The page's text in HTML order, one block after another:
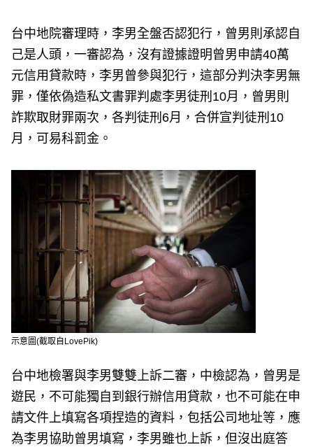
台中地院審理時，李男全盤否認犯行，曾男則承認自
己是人頭，一審認為，沒有證據證明曾男申請40萬
元信用貸款時，李男曾參與犯行，這部分判決李男無
罪，僅依偽造私文書罪判處李男徒刑10月，曾男則
詐欺取財罪兩次，各判徒刑6月，合併宣判徒刑10
月，可易科罰金。
示意圖(截取自LovePik)
台中地檢署與李男雙雙上訴二審，中檢認為，曾男是
遊民，不可能獨自到銀行辦信用貸款，也不可能在申
請文件上填寫各項捏造的資料，包括公司地址等，應
為李男協助曾男填寫，李男雖也上訴，但沒出庭答